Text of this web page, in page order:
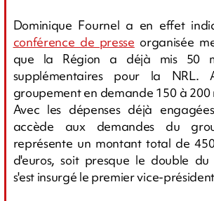
Dominique Fournel a en effet
conférence de presse organisée
que la Région a déjà mis 50
supplémentaires pour la
groupement en demande 150 à 200
Avec les dépenses déjà
accède aux demandes du
représente un montant total de
d'euros, soit presque le double
s'est insurgé le premier vice-